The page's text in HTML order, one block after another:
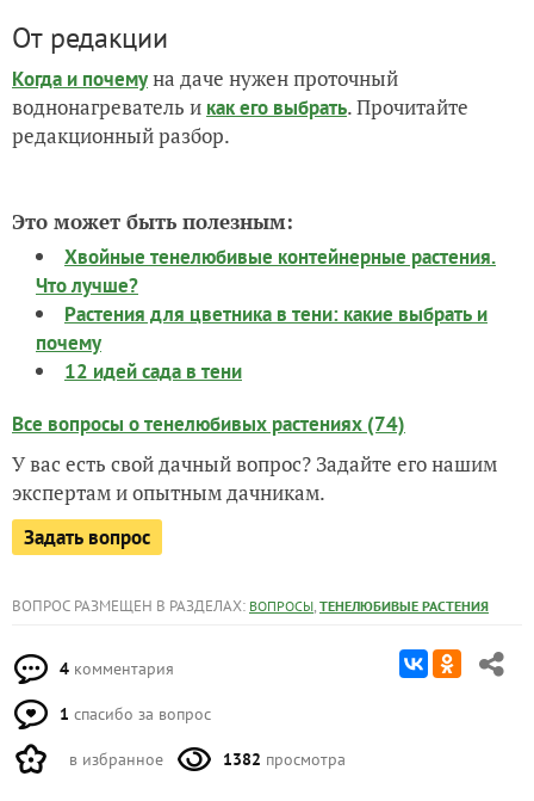
От редакции
Когда и почемуна даче нужен проточный
воднонагреватель и как его выбрать. Прочитайте
редакционный разбор.
Это может быть полезным:
Хвойные тенелюбивые контейнерные растения.
Что лучше?
Растения для цветника в тени: какие выбрать и
почему
12 идей сада в тени
Все вопросы о тенелюбивых растениях (74)
У вас есть свой дачный вопрос? Задайте его нашим
экспертам и опытным дачникам.
Задать вопрос
ВОПРОС РАЗМЕЩЕН В РАЗДЕЛАХ: ВОПРОСЫ, ТЕНЕЛЮБИВЫЕ РАСТЕНИЯ
4 комментария
1 спасибо за вопрос
в избранное 1382 просмотра